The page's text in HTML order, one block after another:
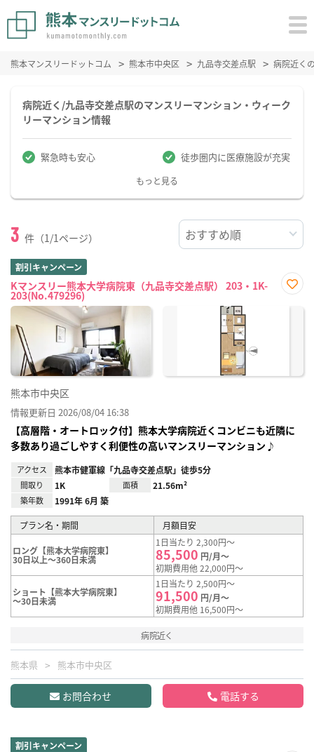
熊本マンスリードットコム 熊本市中央区 九品寺交差点駅 病院近く
病院近く/九品寺交差点駅のマンスリーマンション・ウィーク
リーマンション情報
緊急時も安心 徒歩圏内に医療施設が充実
もっと見る
3 件（1/1ページ）
割引キャンペーン
Kマンスリー熊本大学病院東（九品寺交差点駅） 203・1K-
203(No.479296)
に入
熊本市中央区
情報更新日 2026/08/04 16:38
【高層階・オートロック付】熊本大学病院近くコンビニも近隣に
多数あり過ごしやすく利便性の高いマンスリーマンション♪
アクセス 熊本市健軍線「九品寺交差点駅」徒歩5分
間取り 1K 面積 21.56m²
築年数 1991年 6月 築
プラン名・期間 月額目安
ロング【熊本大学病院東】
30日以上～360日未満
1日当たり 2,300円～
85,500 円/月～
初期費用他 22,000円～
ショート【熊本大学病院東】
～30日未満
1日当たり 2,500円～
91,500 円/月～
初期費用他 16,500円～
病院近く
熊本県 熊本市中央区
お問合わせ 電話する
割引キャンペーン